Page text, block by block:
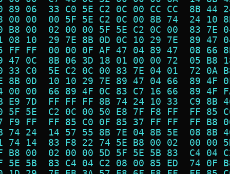
89 06  33 C0 5E C2 0C 00 CC CC  8B
00 00  00 5F 5E C2 0C 00 8B 74  24
B8 00  02 00 00 5F 5E C2 0C 00  83
08 10  29 7E 8B 0D 0C 10 29 7E  89
FF FF  00 00 0F AF 47 04 89 47  08
47 0C  8B 06 3D 18 01 00 00 72  05
33 C0  5E C2 0C 00 83 7E 04 01  72
8B 0D  10 10 29 7E 89 47 04 66  89
00 00  66 89 4F 0C 83 C7 16 66  89
E9 7D  FF FF FF 8B 74 24 10 33  C9
5F 5E  C2 0C 00 50 E8 7F F8 FF  FF
F9 FF  FF 85 C0 0F 85 37 FF FF  FF
74 24  14 57 55 8B 7E 04 8B 5E  08
74 14  83 F8 22 74 5E B8 00 02  00
B8 00  02 00 00 5D 5F 5E 5B 83  C4
5E 5B  83 C4 04 C2 08 00 85 ED  74